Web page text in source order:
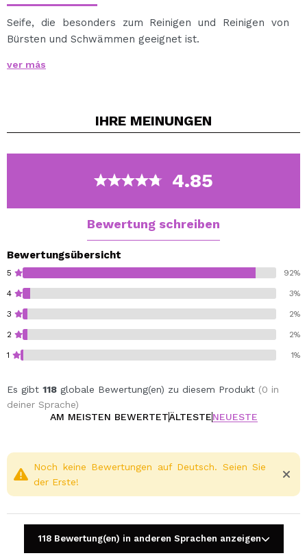
Seife, die besonders zum Reinigen und Reinigen von
Bürsten und Schwämmen geeignet ist.
synthetisches Haar verwendet werden.
ver más
IHRE MEINUNGEN
4.85
Bewertung schreiben
Bewertungsübersicht
5 92%
4 3%
3 2%
2 2%
1 1%
Es gibt 118 globale Bewertung(en) zu diesem Produkt (0 in
deiner Sprache)
AM MEISTEN BEWERTETÄLTESTENEUESTE
Noch keine Bewertungen auf Deutsch. Seien Sie
der Erste!
118 Bewertung(en) in anderen Sprachen anzeigen